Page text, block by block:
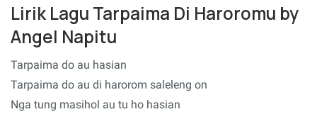
Lirik Lagu Tarpaima Di Haroromu by
Angel Napitu
Tarpaima do au hasian
Tarpaima do au di harorom saleleng on
Nga tung masihol au tu ho hasian